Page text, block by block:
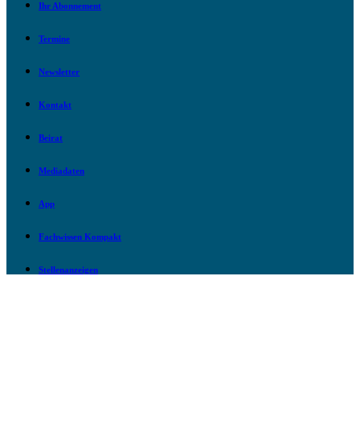
Ihr Abonnement
Termine
Newsletter
Kontakt
Beirat
Mediadaten
App
Fachwissen Kompakt
Stellenanzeigen